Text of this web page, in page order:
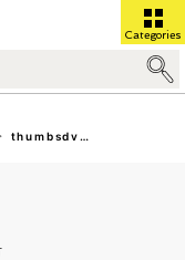
Categories
thumbsdv04